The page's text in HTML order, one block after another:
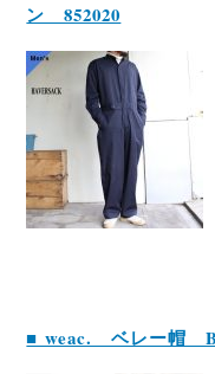
ン 852020
■ weac. ベレー帽